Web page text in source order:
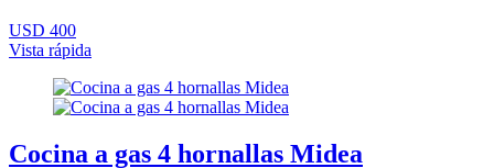
USD 400
Vista rápida
Cocina a gas 4 hornallas Midea